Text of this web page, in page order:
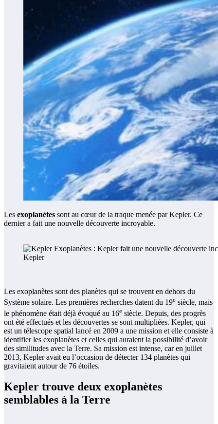
Les exoplanètes sont au cœur de la traque menée par Kepler. Ce
dernier a fait une nouvelle découverte incroyable.
Kepler
Les exoplanètes sont des planètes qui se trouvent en dehors du
Système solaire. Les premières recherches datent du 19e siècle, mais
le phénomène était déjà évoqué au 16e siècle. Depuis, des progrès
ont été effectués et les découvertes se sont multipliées. Kepler, qui
est un télescope spatial lancé en 2009 a une mission et elle consiste à
identifier les exoplanètes et celles qui auraient la possibilité d’avoir
des similitudes avec la Terre. Sa mission est intense, car en juillet
2013, Kepler avait eu l’occasion de détecter 134 planètes qui
gravitaient autour de 76 étoiles.
Kepler trouve deux exoplanètes
semblables à la Terre